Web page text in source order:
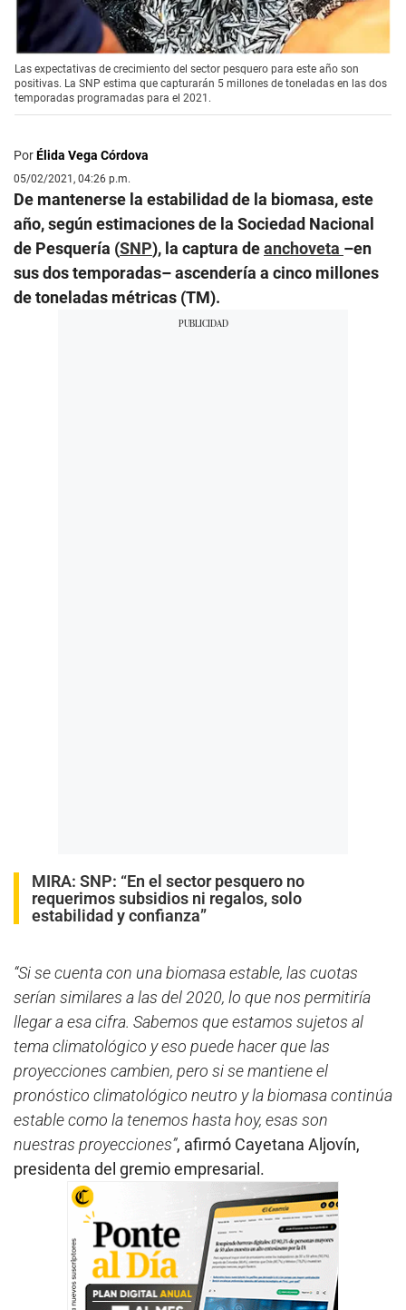
Las expectativas de crecimiento del sector pesquero para este año son
positivas. La SNP estima que capturarán 5 millones de toneladas en las dos
temporadas programadas para el 2021.
PorÉlida Vega Córdova
05/02/2021, 04:26 p.m.
De mantenerse la estabilidad de la biomasa, este
año, según estimaciones de la Sociedad Nacional
de Pesquería (SNP), la captura deanchoveta –en
sus dos temporadas– ascendería a cinco millones
de toneladas métricas (TM).
MIRA: SNP: “En el sector pesquero no
requerimos subsidios ni regalos, solo
estabilidad y confianza”
“Si se cuenta con una biomasa estable, las cuotas
serían similares a las del 2020, lo que nos permitiría
llegar a esa cifra. Sabemos que estamos sujetos al
tema climatológico y eso puede hacer que las
proyecciones cambien, pero si se mantiene el
pronóstico climatológico neutro y la biomasa continúa
estable como la tenemos hasta hoy, esas son
nuestras proyecciones”, afirmó Cayetana Aljovín,
presidenta del gremio empresarial.